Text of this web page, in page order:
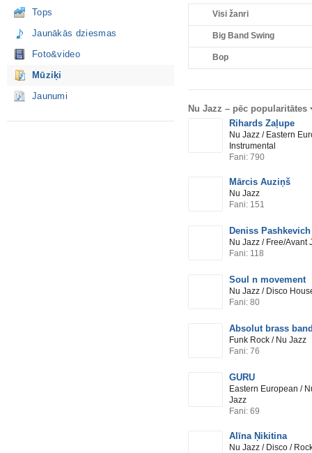
Tops
Jaunākās dziesmas
Foto&video
Mūziķi
Jaunumi
Visi žanri
Big Band Swing
Bop
Nu Jazz – pēc popularitātes
Rihards Zaļupe
Nu Jazz / Eastern
Instrumental
Fani: 790
Mārcis Auziņš
Nu Jazz
Fani: 151
Deniss
Nu Jazz / Free/Avant
Fani: 118
Soul n movement
Nu Jazz / Disco
Fani: 80
Absolut brass
Funk Rock / Nu Jazz
Fani: 76
GURU
Eastern European /
Jazz
Fani: 69
Alīna Ņikitina
Nu Jazz / Disco /